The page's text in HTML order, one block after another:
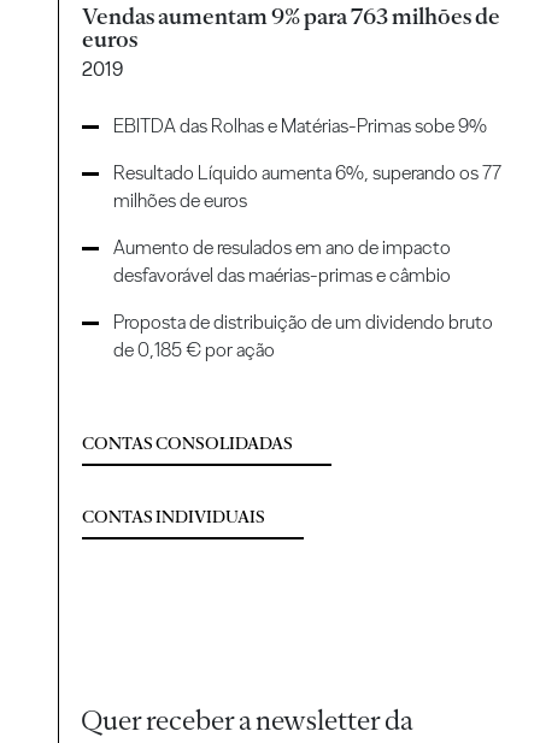
Vendas aumentam 9% para 763 milhões de
euros
2019
EBITDA das Rolhas e Matérias-Primas sobe 9%
Resultado Líquido aumenta 6%, superando os 77
milhões de euros
Aumento de resulados em ano de impacto
desfavorável das maérias-primas e câmbio
Proposta de distribuição de um dividendo bruto
de 0,185 € por ação
CONTAS CONSOLIDADAS
CONTAS INDIVIDUAIS
Quer receber a newsletter da